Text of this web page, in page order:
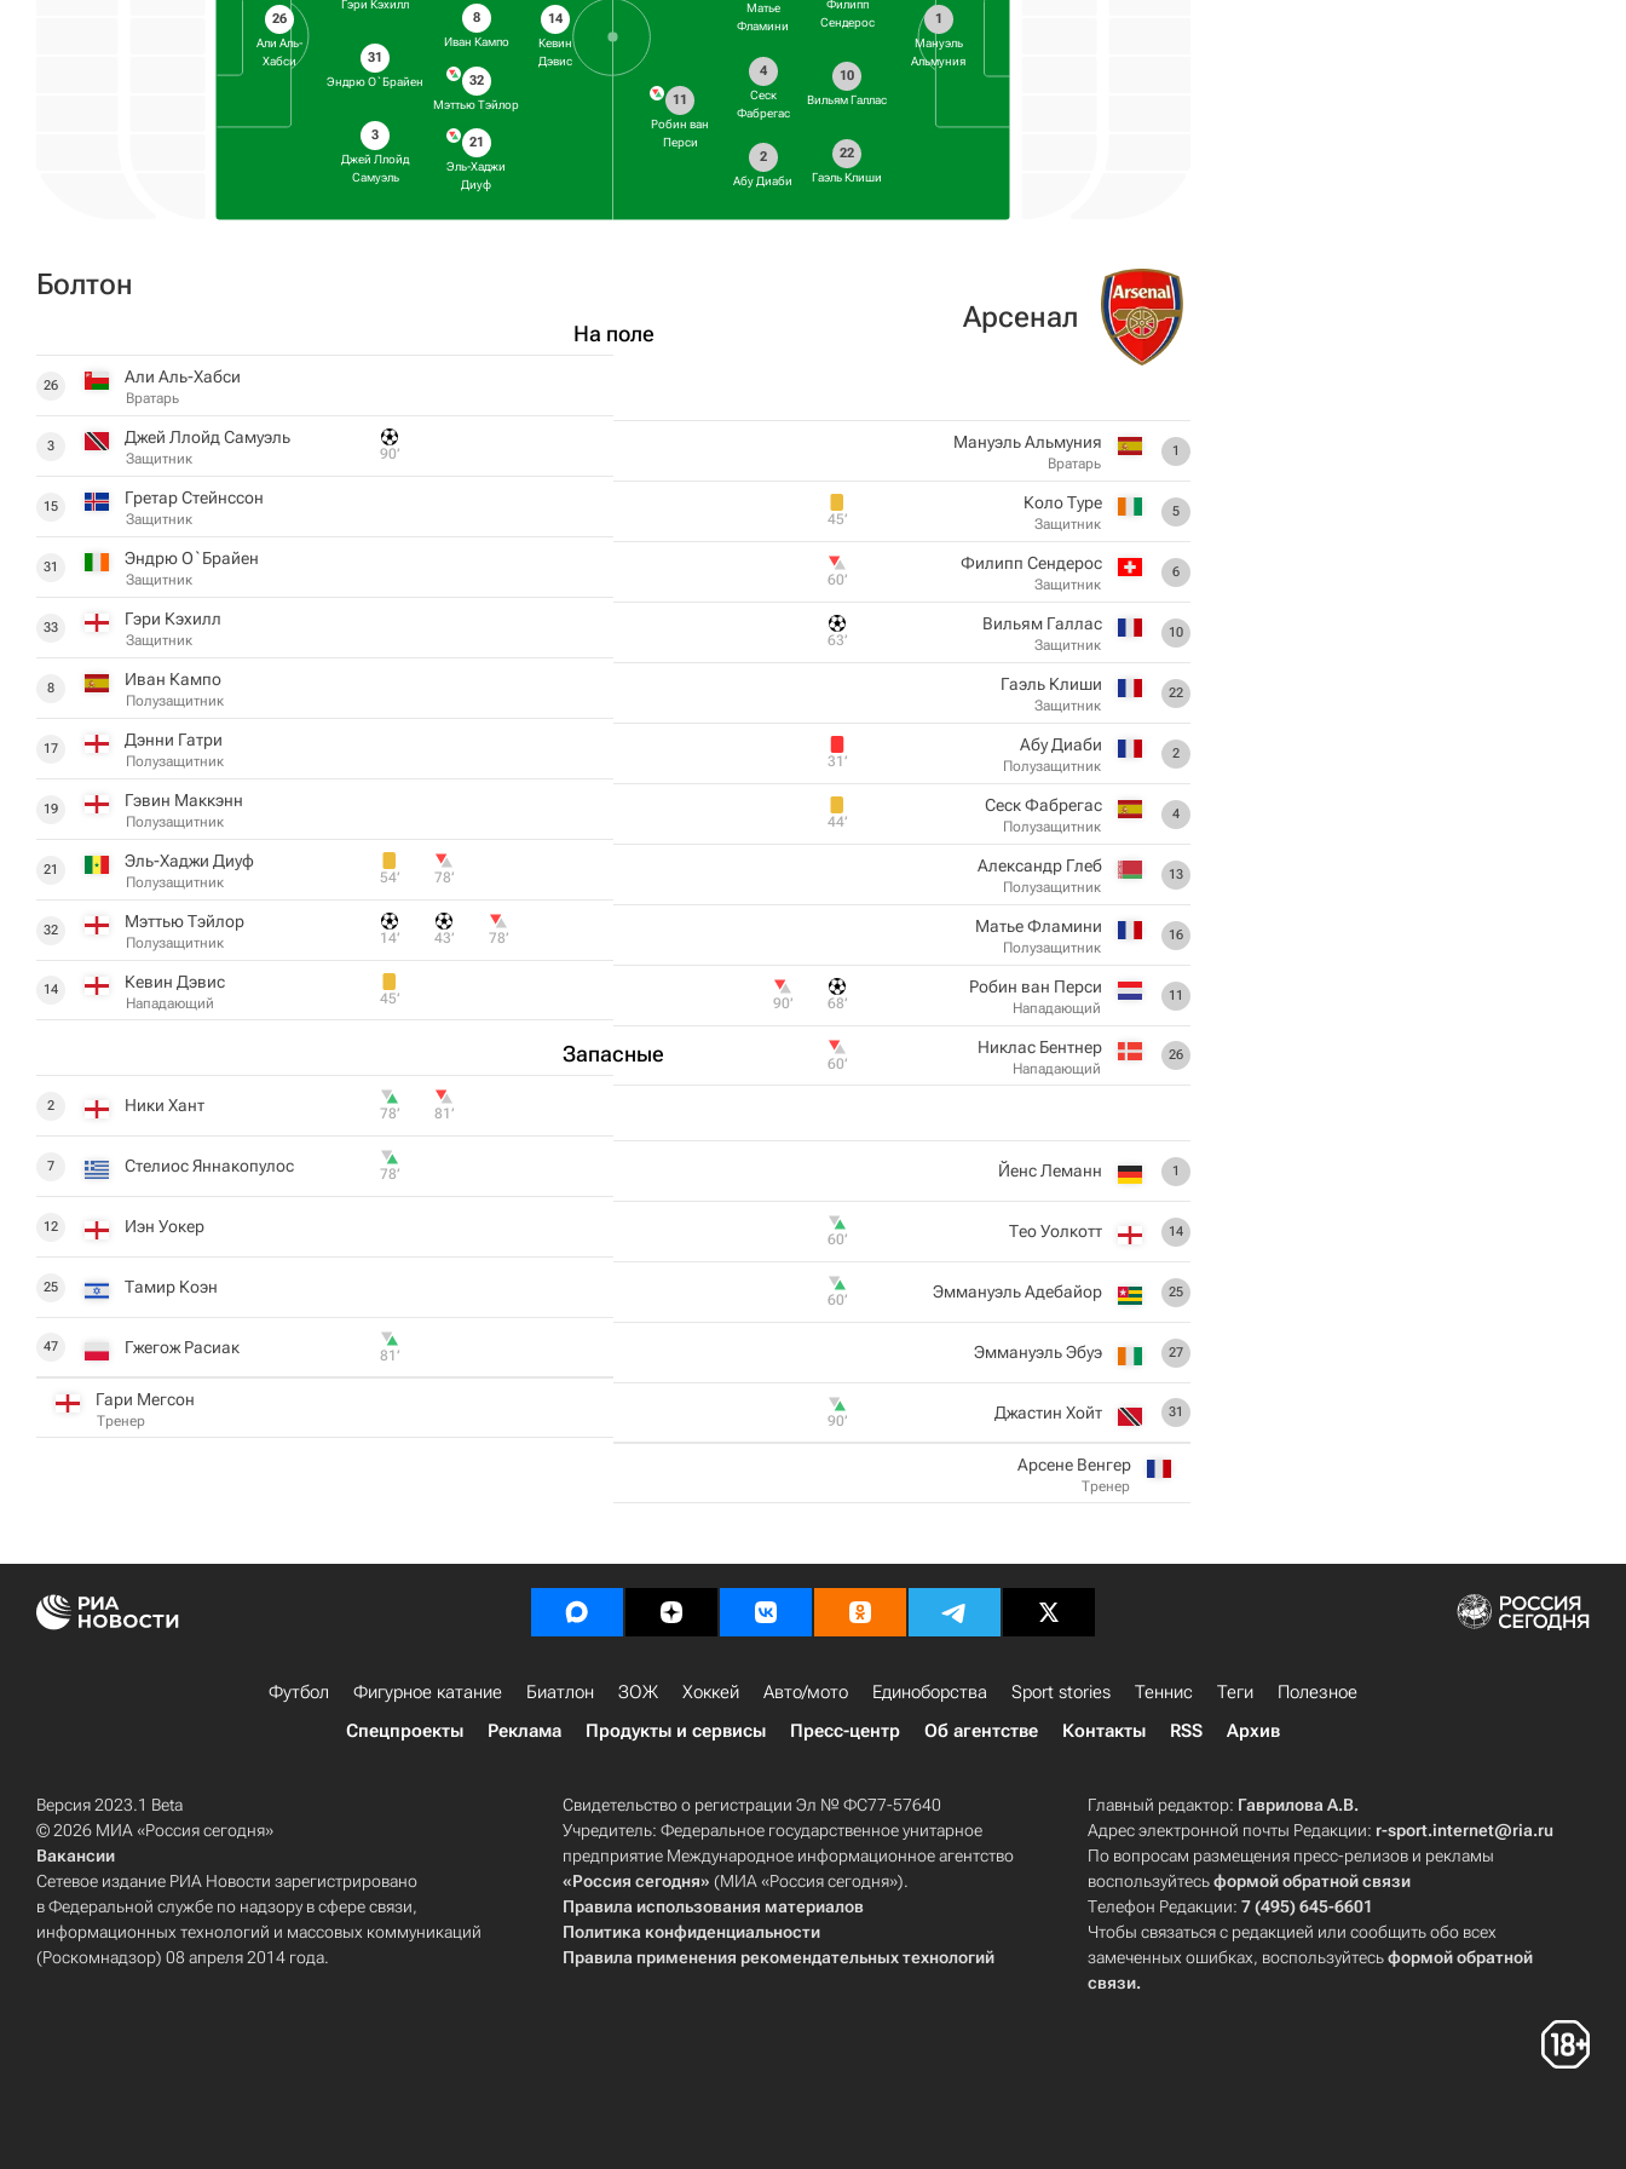
26
Али Аль-
Хабси
Гэри Кэхилл
31
Эндрю О`Брайен
3
Джей Ллойд
Самуэль
8
Иван Кампо
32
Мэттью Тэйлор
21
Эль-Хаджи
Диуф
14
Кевин
Дэвис
1
Мануэль
Альмуния
Филипп
Сендерос
10
Вильям Галлас
22
Гаэль Клиши
Матье
Фламини
4
Сеск
Фабрегас
2
Абу Диаби
11
Робин ван
Перси
Болтон
На поле
26 Али Аль-Хабси
Вратарь
3 Джей Ллойд Самуэль
Защитник 90‎’‎
15 Гретар Стейнссон
Защитник
31 Эндрю О`Брайен
Защитник
33 Гэри Кэхилл
Защитник
8 Иван Кампо
Полузащитник
17 Дэнни Гатри
Полузащитник
19 Гэвин Маккэнн
Полузащитник
21 Эль-Хаджи Диуф
Полузащитник 54‎’‎ 78‎’‎
32 Мэттью Тэйлор
Полузащитник 14‎’‎ 43‎’‎ 78‎’‎
14 Кевин Дэвис
Нападающий 45‎’‎
Запасные
2 Ники Хант 78‎’‎ 81‎’‎
7 Стелиос Яннакопулос 78‎’‎
12 Иэн Уокер
25 Тамир Коэн
47 Гжегож Расиак 81‎’‎
Гари Мегсон
Тренер
Арсенал
1
Мануэль Альмуния
Вратарь
5
Коло Туре
Защитник
45‎’‎
6
Филипп Сендерос
Защитник
60‎’‎
10
Вильям Галлас
Защитник
63‎’‎
22
Гаэль Клиши
Защитник
2
Абу Диаби
Полузащитник
31‎’‎
4
Сеск Фабрегас
Полузащитник
44‎’‎
13
Александр Глеб
Полузащитник
16
Матье Фламини
Полузащитник
11
Робин ван Перси
Нападающий
68‎’‎
90‎’‎
26
Никлас Бентнер
Нападающий
60‎’‎
1
Йенс Леманн
14
Тео Уолкотт
60‎’‎
25
Эммануэль Адебайор
60‎’‎
27
Эммануэль Эбуэ
31
Джастин Хойт
90‎’‎
Арсене Венгер
Тренер
Футбол Фигурное катание Биатлон ЗОЖ Хоккей Авто/мото Единоборства Sport stories Теннис Теги
Полезное
Спецпроекты
Реклама Продукты и сервисы Пресс-центр Об агентстве Контакты RSS Архив
Версия 2023.1 Beta
© 2026 МИА «Россия сегодня»
Вакансии
Сетевое издание РИА Новости зарегистрировано
в Федеральной службе по надзору в сфере связи,
информационных технологий и массовых коммуникаций
(Роскомнадзор) 08 апреля 2014 года.
Свидетельство о регистрации Эл № ФС77-57640
Учредитель: Федеральное государственное унитарное
предприятие Международное информационное агентство
«Россия сегодня» (МИА «Россия сегодня»).
Правила использования материалов
Политика конфиденциальности
Правила применения рекомендательных технологий
Главный редактор: Гаврилова А.В.
Адрес электронной почты Редакции: r-sport.internet@ria.ru
По вопросам размещения пресс-релизов и рекламы
воспользуйтесьформой обратной связи
Телефон Редакции:7 (495) 645-6601
Чтобы связаться с редакцией или сообщить обо всех
замеченных ошибках, воспользуйтесьформой обратной
связи.